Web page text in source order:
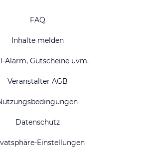
FAQ
Inhalte melden
Alarm, Gutscheine uvm.
Veranstalter AGB
Datenschutz
Einstellungen